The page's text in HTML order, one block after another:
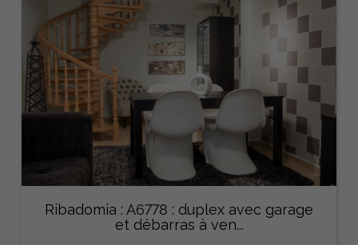
Ribadomia : A6778 : duplex avec garage
et débarras à ven...